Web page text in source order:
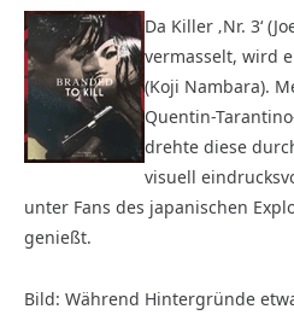
Da Killer ‚Nr. 3‘
vermasselt, wird
(Koji Nambara).
Quentin-
drehte diese
visuell
unter Fans des japanischen
genießt.
Bild: Während Hintergründe